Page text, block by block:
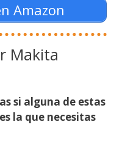
Amazon
Makita
si alguna de estas
la que necesitas